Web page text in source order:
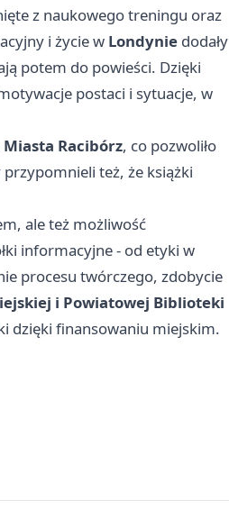
z naukowego treningu oraz
i życie w Londynie dodały
potem do powieści. Dzięki
postaci i sytuacje, w
Racibórz, co pozwoliło
też, że książki
ale też możliwość
informacyjne - od etyki w
procesu twórczego, zdobycie
i Powiatowej Biblioteki
dzięki finansowaniu miejskim.